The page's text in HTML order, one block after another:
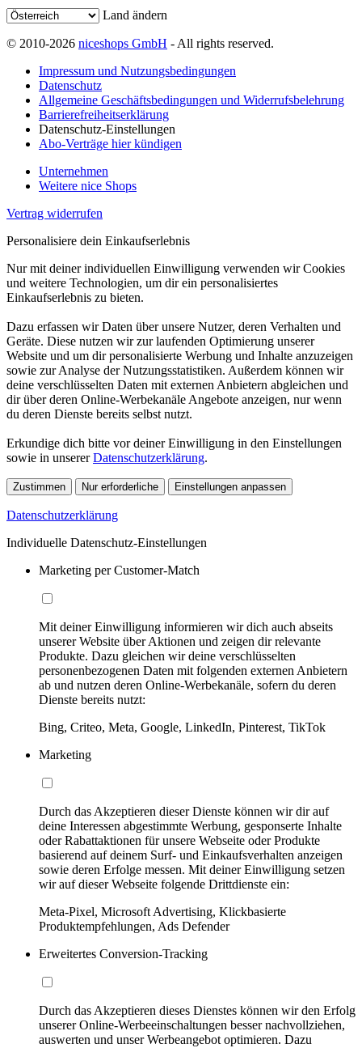
Land ändern
© 2010-2026 niceshops GmbH - All rights reserved.
Impressum und Nutzungsbedingungen
Datenschutz
Allgemeine Geschäftsbedingungen und Widerrufsbelehrung
Barrierefreiheitserklärung
Datenschutz-Einstellungen
Abo-Verträge hier kündigen
Unternehmen
Weitere nice Shops
Vertrag widerrufen
Personalisiere dein Einkaufserlebnis
Nur mit deiner individuellen Einwilligung verwenden wir Cookies
und weitere Technologien, um dir ein personalisiertes
Einkaufserlebnis zu bieten.
Dazu erfassen wir Daten über unsere Nutzer, deren Verhalten und
Geräte. Diese nutzen wir zur laufenden Optimierung unserer
Website und um dir personalisierte Werbung und Inhalte anzuzeigen
sowie zur Analyse der Nutzungsstatistiken. Außerdem können wir
deine verschlüsselten Daten mit externen Anbietern abgleichen und
dir über deren Online-Werbekanäle Angebote anzeigen, nur wenn
du deren Dienste bereits selbst nutzt.
Erkundige dich bitte vor deiner Einwilligung in den Einstellungen
sowie in unsererDatenschutzerklärung.
Zustimmen Nur erforderliche Einstellungen anpassen
Datenschutzerklärung
Individuelle Datenschutz-Einstellungen
Marketing per Customer-Match
Mit deiner Einwilligung informieren wir dich auch abseits
unserer Website über Aktionen und zeigen dir relevante
Produkte. Dazu gleichen wir deine verschlüsselten
personenbezogenen Daten mit folgenden externen Anbietern
ab und nutzen deren Online-Werbekanäle, sofern du deren
Dienste bereits nutzt:
Bing, Criteo, Meta, Google, LinkedIn, Pinterest, TikTok
Marketing
Durch das Akzeptieren dieser Dienste können wir dir auf
deine Interessen abgestimmte Werbung, gesponserte Inhalte
oder Rabattaktionen für unsere Webseite oder Produkte
basierend auf deinem Surf- und Einkaufsverhalten anzeigen
sowie deren Erfolge messen. Mit deiner Einwilligung setzen
wir auf dieser Webseite folgende Drittdienste ein:
Meta-Pixel, Microsoft Advertising, Klickbasierte
Produktempfehlungen, Ads Defender
Erweitertes Conversion-Tracking
Durch das Akzeptieren dieses Dienstes können wir den Erfolg
unserer Online-Werbeeinschaltungen besser nachvollziehen,
auswerten und unser Werbeangebot optimieren. Dazu